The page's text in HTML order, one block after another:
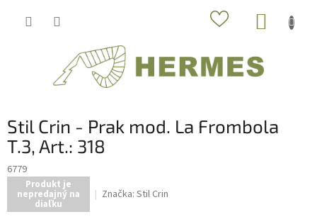
Stil Crin - Prak mod. La Frombola
T.3, Art.: 318
6779
Produkt je
nepredajný na
diaľku
Značka: Stil Crin